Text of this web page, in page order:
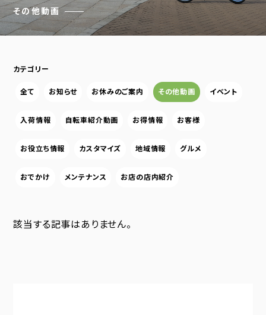
その他動画
カテゴリー
全て お知らせ お休みのご案内 その他動画 イベント
入荷情報 自転車紹介動画 お得情報 お客様
お役立ち情報 カスタマイズ 地域情報 グルメ
おでかけ メンテナンス お店の店内紹介
該当する記事はありません。